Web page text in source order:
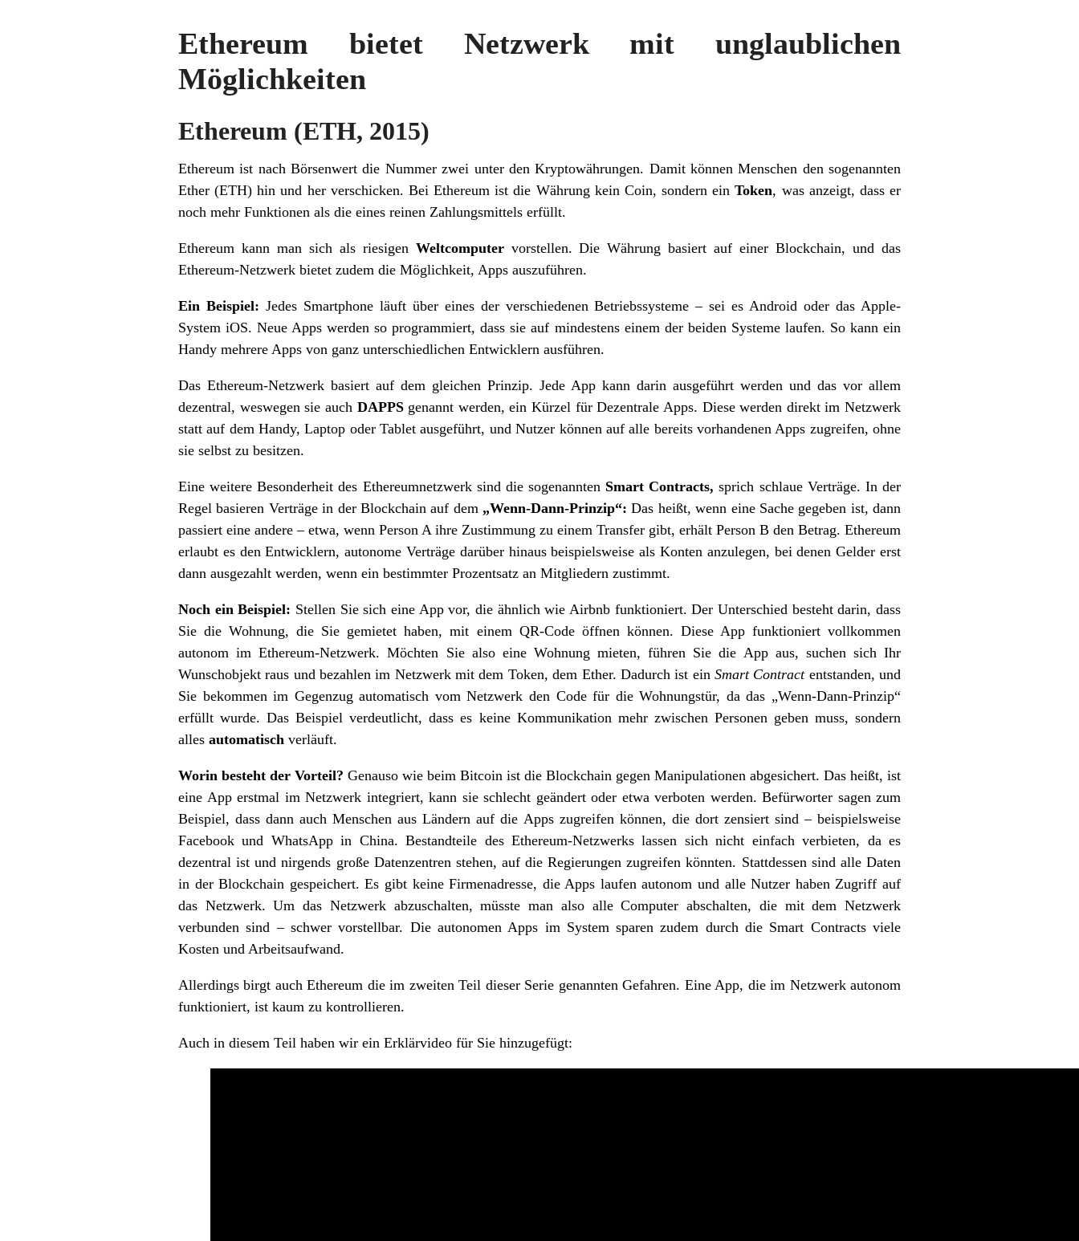
Ethereum bietet Netzwerk mit unglaublichen
Möglichkeiten
Ethereum (ETH, 2015)
Ethereum ist nach Börsenwert die Nummer zwei unter den Kryptowährungen. Damit können Menschen den sogenannten
Ether (ETH) hin und her verschicken. Bei Ethereum ist die Währung kein Coin, sondern einToken, was anzeigt, dass er
noch mehr Funktionen als die eines reinen Zahlungsmittels erfüllt.
Ethereum kann man sich als riesigen Weltcomputervorstellen. Die Währung basiert auf einer Blockchain, und das
Ethereum-Netzwerk bietet zudem die Möglichkeit, Apps auszuführen.
Ein Beispiel: Jedes Smartphone läuft über eines der verschiedenen Betriebssysteme – sei es Android oder das Apple-
System iOS. Neue Apps werden so programmiert, dass sie auf mindestens einem der beiden Systeme laufen. So kann ein
Handy mehrere Apps von ganz unterschiedlichen Entwicklern ausführen.
Das Ethereum-Netzwerk basiert auf dem gleichen Prinzip. Jede App kann darin ausgeführt werden und das vor allem
dezentral, weswegen sie auch DAPPSgenannt werden, ein Kürzel für Dezentrale Apps. Diese werden direkt im Netzwerk
statt auf dem Handy, Laptop oder Tablet ausgeführt, und Nutzer können auf alle bereits vorhandenen Apps zugreifen, ohne
sie selbst zu besitzen.
Eine weitere Besonderheit des Ethereumnetzwerk sind die sogenannten Smart Contracts,sprich schlaue Verträge. In der
Regel basieren Verträge in der Blockchain auf dem „Wenn-Dann-Prinzip“:Das heißt, wenn eine Sache gegeben ist, dann
passiert eine andere – etwa, wenn Person A ihre Zustimmung zu einem Transfer gibt, erhält Person B den Betrag. Ethereum
erlaubt es den Entwicklern, autonome Verträge darüber hinaus beispielsweise als Konten anzulegen, bei denen Gelder erst
dann ausgezahlt werden, wenn ein bestimmter Prozentsatz an Mitgliedern zustimmt.
Noch ein Beispiel: Stellen Sie sich eine App vor, die ähnlich wie Airbnb funktioniert. Der Unterschied besteht darin, dass
Sie die Wohnung, die Sie gemietet haben, mit einem QR-Code öffnen können. Diese App funktioniert vollkommen
autonom im Ethereum-Netzwerk. Möchten Sie also eine Wohnung mieten, führen Sie die App aus, suchen sich Ihr
Wunschobjekt raus und bezahlen im Netzwerk mit dem Token, dem Ether. Dadurch ist ein Smart Contractentstanden, und
Sie bekommen im Gegenzug automatisch vom Netzwerk den Code für die Wohnungstür, da das „Wenn-Dann-Prinzip“
erfüllt wurde. Das Beispiel verdeutlicht, dass es keine Kommunikation mehr zwischen Personen geben muss, sondern
alles automatisch verläuft.
Worin besteht der Vorteil? Genauso wie beim Bitcoin ist die Blockchain gegen Manipulationen abgesichert. Das heißt, ist
eine App erstmal im Netzwerk integriert, kann sie schlecht geändert oder etwa verboten werden. Befürworter sagen zum
Beispiel, dass dann auch Menschen aus Ländern auf die Apps zugreifen können, die dort zensiert sind – beispielsweise
Facebook und WhatsApp in China. Bestandteile des Ethereum-Netzwerks lassen sich nicht einfach verbieten, da es
dezentral ist und nirgends große Datenzentren stehen, auf die Regierungen zugreifen könnten. Stattdessen sind alle Daten
in der Blockchain gespeichert. Es gibt keine Firmenadresse, die Apps laufen autonom und alle Nutzer haben Zugriff auf
das Netzwerk. Um das Netzwerk abzuschalten, müsste man also alle Computer abschalten, die mit dem Netzwerk
verbunden sind – schwer vorstellbar. Die autonomen Apps im System sparen zudem durch die Smart Contracts viele
Kosten und Arbeitsaufwand.
Allerdings birgt auch Ethereum die im zweiten Teil dieser Serie genannten Gefahren. Eine App, die im Netzwerk autonom
funktioniert, ist kaum zu kontrollieren.
Auch in diesem Teil haben wir ein Erklärvideo für Sie hinzugefügt: